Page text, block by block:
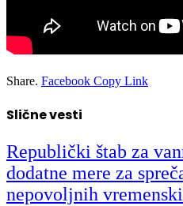
Share. Facebook Copy Link
Slične vesti
Republički štab za
dodatne mere za
nepovoljnih